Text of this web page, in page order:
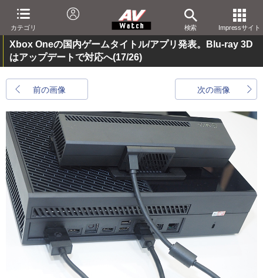
カテゴリ 検索 Impressサイト
Xbox Oneの国内ゲームタイトル/アプリ発表。Blu-ray 3D
はアップデートで対応へ(17/26)
前の画像 次の画像